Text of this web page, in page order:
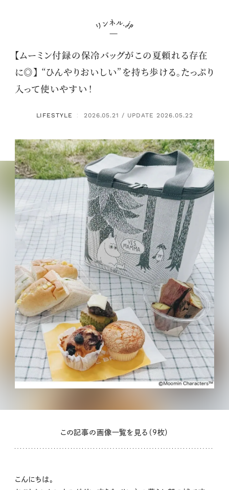
【ムーミン付録の保冷バッグがこの夏頼れる存在
に◎】 “ひんやりおいしい”を持ち歩ける。たっぷり
入って使いやすい！
LIFESTYLE ： 2026.05.21 / UPDATE 2026.05.22
この記事の画像一覧を見る（9枚）
こんにちは。